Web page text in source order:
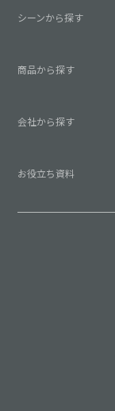
シーンから探す
商品から探す
会社から探す
お役立ち資料